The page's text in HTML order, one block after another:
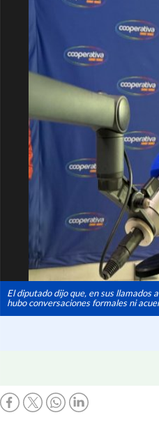
El diputado dijo que, en sus llamados
hubo conversaciones formales ni